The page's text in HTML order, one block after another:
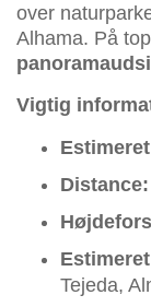
over
Alhama. På
Vigtig
Distance:
Tejeda,